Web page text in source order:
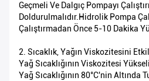
Geçmeli Ve Dalgıç Pompayı
Doldurulmalıdır.Hidrolik Pompa
Çalıştırmadan Önce 5-10 Dakika
2. Sıcaklık, Yağın Viskozitesini
Yağ Sıcaklığının Viskozitesi
Yağ Sıcaklığının 80°C'nin Altında